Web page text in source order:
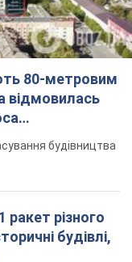
80-метровим
відмовилась
будівництва
різного
будівлі,